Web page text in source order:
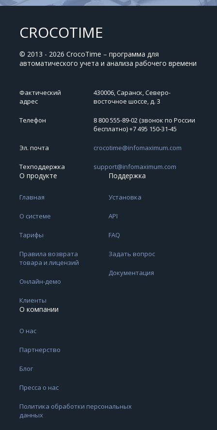
CROCOTIME
© 2013 - 2026 CrocoTime – программа для
автоматического учета и анализа рабочего времени
Фактический
адрес
430006, Саранск, Северо-
восточное шоссе, д. 3
Телефон
8 800 555-89-02 (звонок по России
бесплатно) +7 495 150‑31‑45
Эл. почта crocotime@infomaximum.com
Техподдержка support@infomaximum.com
О продукте
Главная
О системе
Тарифы
Правила возврата
товара и лицензий
Онлайн-демо
Клиенты
Поддержка
Установка
API
FAQ
Задать вопрос
Документация
О компании
О нас
Партнерство
Блог
Пресса о нас
Политика обработки персональных
данных